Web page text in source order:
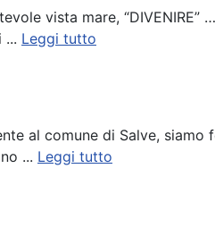
vista mare,
... Leggi tutto
al comune di Salve,
... Leggi tutto